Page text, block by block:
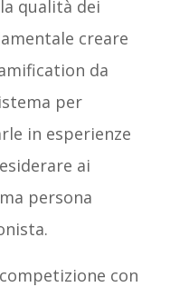
qualità dei
creare
da
per
in esperienze
ai
persona
con